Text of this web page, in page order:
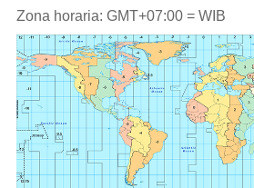
Zona horaria: GMT+07:00 = WIB